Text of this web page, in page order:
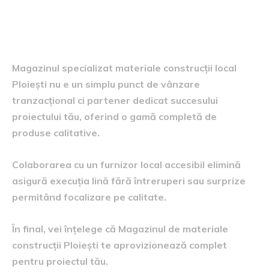
Magazinul specializat materiale construcții local
Ploiești nu e un simplu punct de vânzare
tranzacțional ci partener dedicat succesului
proiectului tău, oferind o gamă completă de
produse calitative.
Colaborarea cu un furnizor local accesibil elimină
asigură execuția lină fără întreruperi sau surprize
permitând focalizare pe calitate.
În final, vei înțelege că Magazinul de materiale
construcții Ploiești te aprovizionează complet
pentru proiectul tău.